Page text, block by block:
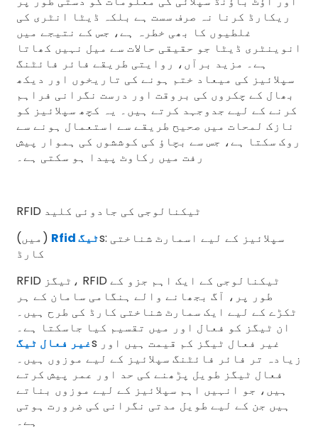
ریکارڈ کرنا نہ صرف سست ہے بلکہ ڈیٹا انٹری کی
غلطیوں کا بھی خطرہ ہے، جس کے نتیجے میں
انوینٹری ڈیٹا جو حقیقی حالات سے میل نہیں کھاتا
ہے۔ مزید برآں، روایتی طریقے فائر فائٹنگ
سپلائیز کی میعاد ختم ہونے کی تاریخوں اور دیکھ
بھال کے چکروں کی بروقت اور درست نگرانی فراہم
کرنے کے لیے جدوجہد کرتے ہیں۔ یہ کچھ سپلائیز کو
نازک لمحات میں صحیح طریقے سے استعمال ہونے سے
روک سکتا ہے، جس سے بچاؤ کی کوششوں کی ہموار پیش
رفت میں رکاوٹ پیدا ہو سکتی ہے۔
RFID ٹیکنالوجی کی جادوئی کلید
(میں)
Rfid ٹیگs: سپلائیز کے لیے اسمارٹ شناختی
کارڈ
RFID ٹیگز، RFID ٹیکنالوجی کے ایک اہم جزو کے
طور پر، آگ بجھانے والے ہنگامی سامان کے ہر
ٹکڑے کے لیے ایک سمارٹ شناختی کارڈ کی طرح ہیں۔
ان ٹیگز کو فعال اور میں تقسیم کیا جاسکتا ہے۔
غیر فعال ٹیگs غیر فعال ٹیگز کم قیمت ہیں اور
زیادہ تر فائر فائٹنگ سپلائیز کے لیے موزوں ہیں۔
فعال ٹیگز طویل پڑھنے کی حد اور عمر پیش کرتے
ہیں، جو انہیں اہم سپلائیز کے لیے موزوں بناتے
ہیں جن کے لیے طویل مدتی نگرانی کی ضرورت ہوتی
ہے۔